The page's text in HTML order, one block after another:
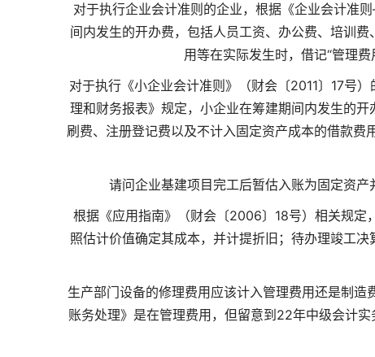
对于执行企业会计准则的企业，根据《企业会计
间内发生的开办费，包括人员工资、办公费、培训
用等在实际发生时，借记“管理费
对于执行《小企业会计准则》（财会〔2011〕17号
理和财务报表》规定，小企业在筹建期间内发生的
刷费、注册登记费以及不计入固定资产成本的借款费
请问企业基建项目完工后暂估入账为固定资
根据《应用指南》（财会〔2006〕18号）相关规定
照估计价值确定其成本，并计提折旧；待办理竣工
生产部门设备的修理费用应该计入管理费用还是制
账务处理》是在管理费用，但留意到22年中级会计